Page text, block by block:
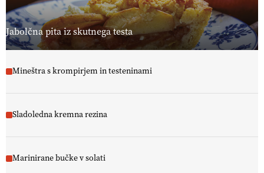
13.07.2026
Jabolčna pita iz skutnega testa
Mineštra s krompirjem in testeninami
Sladoledna kremna rezina
Marinirane bučke v solati